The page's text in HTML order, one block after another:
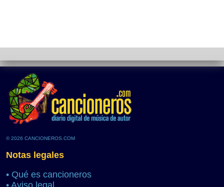
© 2026 CANCIONEROS.COM
Notas legales
• Qué es cancioneros
• Aviso legal